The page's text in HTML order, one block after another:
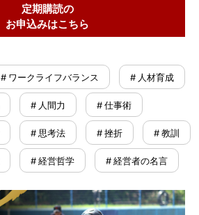
定期購読の
お申込みはこちら
# ワークライフバランス # 人材育成
# 人間力 # 仕事術
# 思考法 # 挫折 # 教訓
# 経営哲学 # 経営者の名言